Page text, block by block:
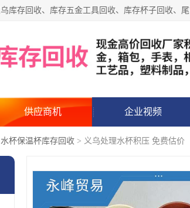
供应商机 企业视频
水杯保温杯库存回收 > 义乌处理水杯积压 免费估价